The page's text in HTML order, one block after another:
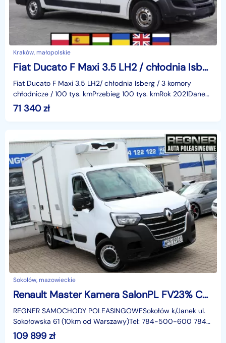
Kraków, małopolskie
Fiat Ducato F Maxi 3.5 LH2 / chłodnia Isberg / 3 komory chłodnicze / 258389
Fiat Ducato F Maxi 3.5 LH2/ chłodnia Isberg / 3 komory
chłodnicze / 100 tys. kmPrzebieg 100 tys. kmRok 2021Dane
techniczneEuro 6AdblueMoc 160 KMRozstaw osi 403
71 340zł
Sokołów, mazowieckie
Renault Master Kamera SalonPL FV23% Chłodnia/Mroźnia -20°C Zanotti 230V 145KM
REGNER SAMOCHODY POLEASINGOWESokołów k/Janek ul.
Sokołowska 61 (10km od Warszawy)Tel: 784-500-600 784-
122-122Godziny otwarcia:Poniedziałek - Piątek: 09:00 - 18:
109 899 zł